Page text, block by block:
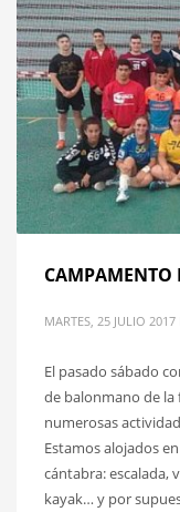
CAMPAMENTO
MARTES, 25 JULIO 2017
El pasado sábado
de balonmano de la
numerosas
Estamos alojados
cántabra: escalada,
kayak… y por